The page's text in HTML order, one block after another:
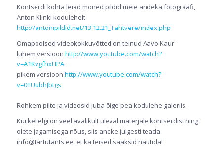
Kontserdi kohta leiad mõned pildid meie andeka fotograafi,
Anton Klinki kodulehelt
http://antonipildid.net/13.12.21_Tahtvere/index.php
Omapoolsed videokokkuvõtted on teinud Aavo Kaur
lühem versioon http://www.youtube.com/watch?
v=A1KvgfhxHPA
pikem versioon http://www.youtube.com/watch?
v=0TUubhJbtgs
Rohkem pilte ja videosid juba õige pea kodulehe galeriis.
Kui kellelgi on veel avalikult üleval materjale kontserdist ning
olete jagamisega nõus, siis andke julgesti teada
info@tartutants.ee, et ka teised saaksid nautida!